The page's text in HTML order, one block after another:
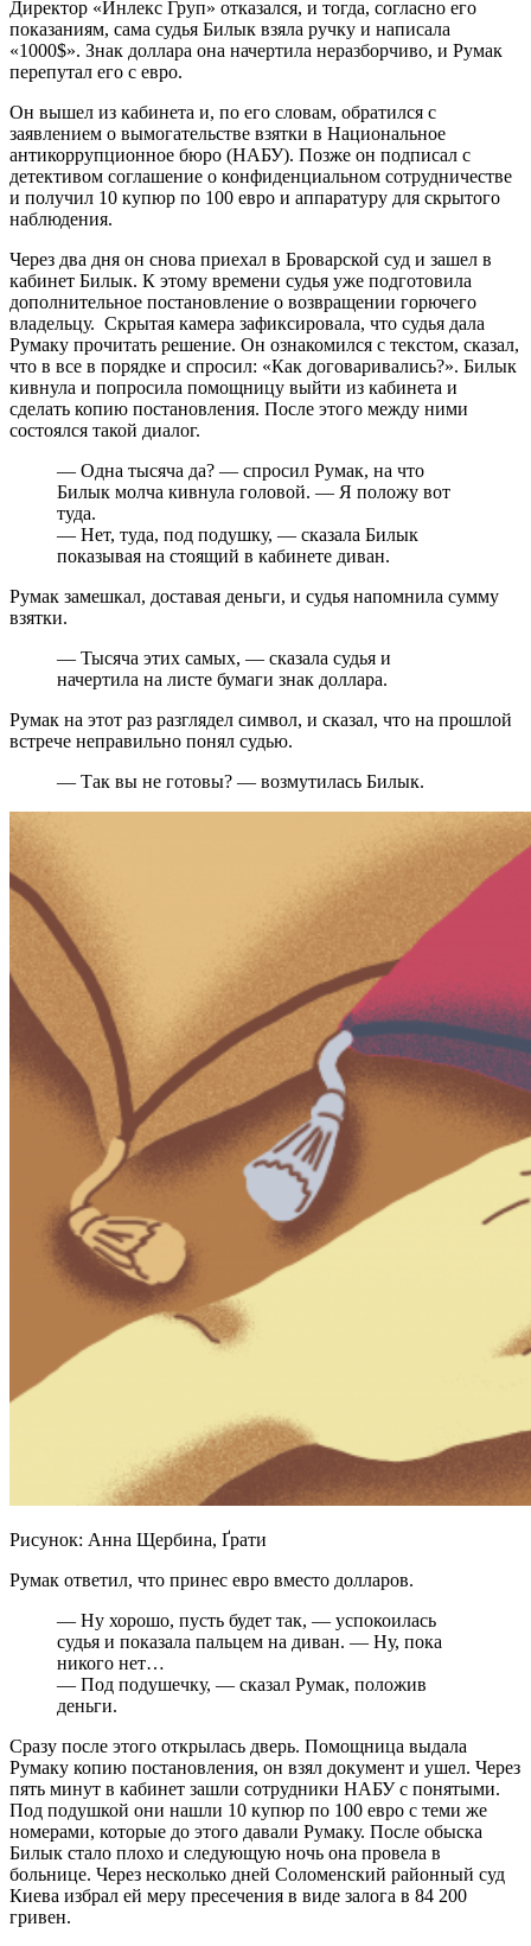
Директор «Инлекс Груп» отказался, и тогда, согласно его
показаниям, сама судья Билык взяла ручку и написала
«1000$». Знак доллара она начертила неразборчиво, и Румак
перепутал его с евро.
Он вышел из кабинета и, по его словам, обратился с
заявлением о вымогательстве взятки в Национальное
антикоррупционное бюро (НАБУ). Позже он подписал с
детективом соглашение о конфиденциальном сотрудничестве
и получил 10 купюр по 100 евро и аппаратуру для скрытого
наблюдения.
Через два дня он снова приехал в Броварской суд и зашел в
кабинет Билык. К этому времени судья уже подготовила
дополнительное постановление о возвращении горючего
владельцу. Скрытая камера зафиксировала, что судья дала
Румаку прочитать решение. Он ознакомился с текстом, сказал,
что в все в порядке и спросил: «Как договаривались?». Билык
кивнула и попросила помощницу выйти из кабинета и
сделать копию постановления. После этого между ними
состоялся такой диалог.
— Одна тысяча да? — спросил Румак, на что
Билык молча кивнула головой. — Я положу вот
туда.
— Нет, туда, под подушку, — сказала Билык
показывая на стоящий в кабинете диван.
Румак замешкал, доставая деньги, и судья напомнила сумму
взятки.
— Тысяча этих самых, — сказала судья и
начертила на листе бумаги знак доллара.
Румак на этот раз разглядел символ, и сказал, что на прошлой
встрече неправильно понял судью.
— Так вы не готовы? — возмутилась Билык.
Рисунок: Анна Щербина, Ґрати
Румак ответил, что принес евро вместо долларов.
— Ну хорошо, пусть будет так, — успокоилась
судья и показала пальцем на диван. — Ну, пока
никого нет…
— Под подушечку, — сказал Румак, положив
деньги.
Сразу после этого открылась дверь. Помощница выдала
Румаку копию постановления, он взял документ и ушел. Через
пять минут в кабинет зашли сотрудники НАБУ с понятыми.
Под подушкой они нашли 10 купюр по 100 евро с теми же
номерами, которые до этого давали Румаку. После обыска
Билык стало плохо и следующую ночь она провела в
больнице. Через несколько дней Соломенский районный суд
Киева избрал ей меру пресечения в виде залога в 84 200
гривен.